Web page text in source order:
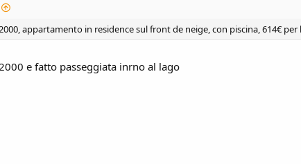
appartamento in residence sul front de neige, con piscina, 614€
e fatto passeggiata inrno al lago